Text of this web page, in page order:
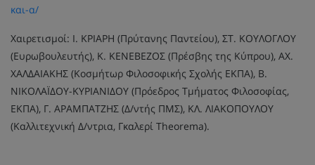
και-α/
Χαιρετισμοί: Ι. ΚΡΙΑΡΗ (Πρύτανης Παντείου), ΣΤ. ΚΟΥΛΟΓΛΟΥ
(Ευρωβουλευτής), Κ. ΚΕΝΕΒΕΖΟΣ (Πρέσβης της Κύπρου), ΑΧ.
ΧΑΛΔΑΙΑΚΗΣ (Κοσμήτωρ Φιλοσοφικής Σχολής ΕΚΠΑ), Β.
ΝΙΚΟΛΑΪΔΟΥ-ΚΥΡΙΑΝΙΔΟΥ (Πρόεδρος Τμήματος Φιλοσοφίας,
ΕΚΠΑ), Γ. ΑΡΑΜΠΑΤΖΗΣ (Δ/ντής ΠΜΣ), ΚΛ. ΛΙΑΚΟΠΟΥΛΟΥ
(Καλλιτεχνική Δ/ντρια, Γκαλερί Theorema).